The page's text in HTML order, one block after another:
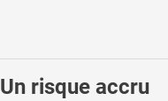
risque accru